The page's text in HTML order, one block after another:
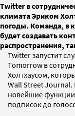
Twitter в
климата Эриком
погоды. Команда, в
будет создавать
распространения,
Twitter запустит
Tomorrow в
Холтхаусом,
Wall Street Journal.
новейшие
подписок до